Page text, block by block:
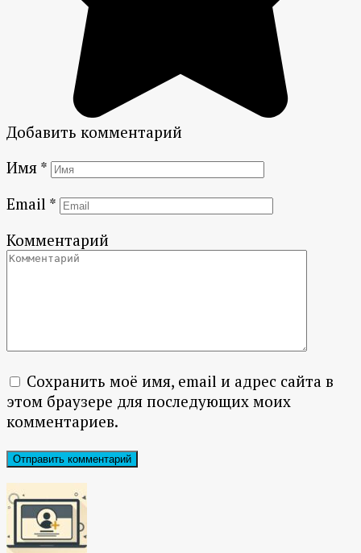
Добавить комментарий
Имя *
Email *
Комментарий
Сохранить моё имя, email и адрес сайта в
этом браузере для последующих моих
комментариев.